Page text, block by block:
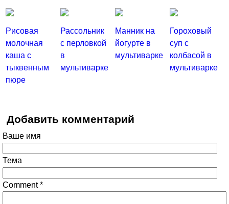
Рисовая
молочная
каша с
тыквенным
пюре
Рассольник
с перловкой
в
мультиварке
Манник на
йогурте в
мультиварке
Гороховый
суп с
колбасой в
мультиварке
Добавить комментарий
Ваше имя
Тема
Comment*